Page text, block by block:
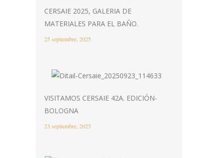
CERSAIE 2025, GALERIA DE
MATERIALES PARA EL BAÑO.
25 septiembre, 2025
VISITAMOS CERSAIE 42A. EDICIÓN-
BOLOGNA
23 septiembre, 2025